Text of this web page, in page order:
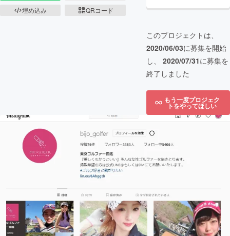
埋め込み
QRコード
このプロジェクトは、
2020/06/03に募集を開始
し、 2020/07/31に募集を
終了しました
もう一度プロジェク
トをやってほしい